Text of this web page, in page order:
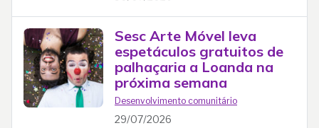
Sesc Arte Móvel leva
espetáculos gratuitos de
palhaçaria a Loanda na
próxima semana
Desenvolvimento comunitário
29/07/2026